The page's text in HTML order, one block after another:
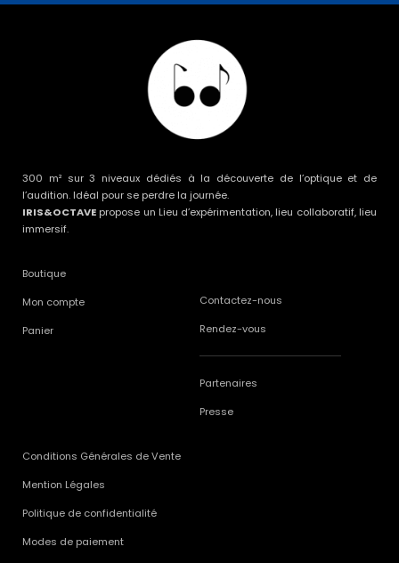
300 m² sur 3 niveaux dédiés à la découverte de l’optique et de
l’audition. Idéal pour se perdre la journée.
IRIS&OCTAVE propose un Lieu d’expérimentation, lieu collaboratif, lieu
immersif.
Boutique
Mon compte
Panier
Contactez-nous
Rendez-vous
Partenaires
Presse
Conditions Générales de Vente
Mention Légales
Politique de confidentialité
Modes de paiement